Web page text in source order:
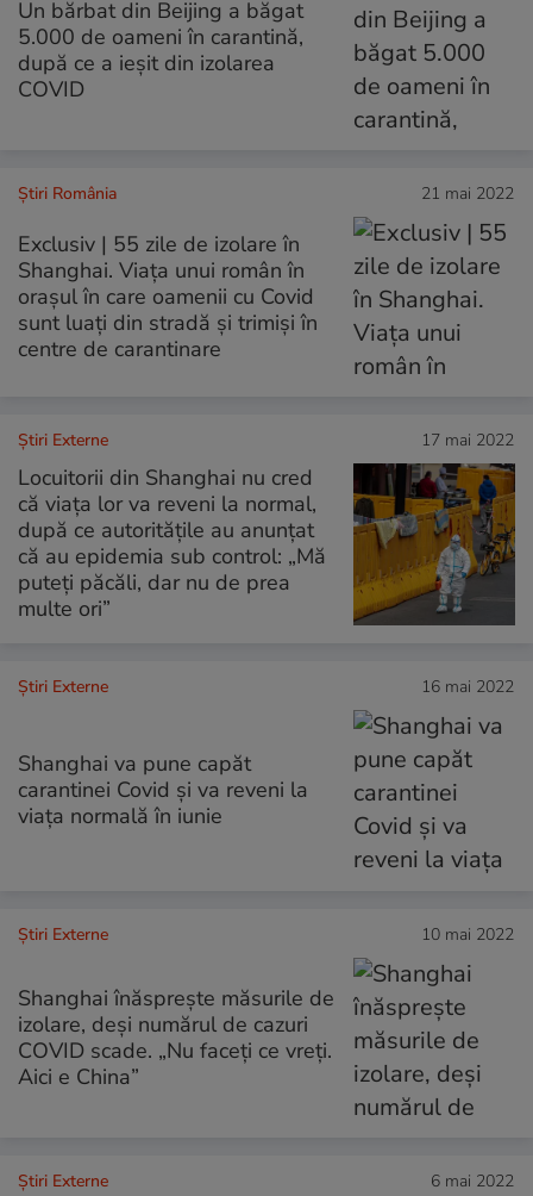
Un bărbat din Beijing a băgat
5.000 de oameni în carantină,
după ce a ieșit din izolarea
COVID
Știri România 21 mai 2022
Exclusiv | 55 zile de izolare în
Shanghai. Viața unui român în
orașul în care oamenii cu Covid
sunt luați din stradă și trimiși în
centre de carantinare
Știri Externe 17 mai 2022
Locuitorii din Shanghai nu cred
că viața lor va reveni la normal,
după ce autoritățile au anunțat
că au epidemia sub control: „Mă
puteți păcăli, dar nu de prea
multe ori”
Știri Externe 16 mai 2022
Shanghai va pune capăt
carantinei Covid și va reveni la
viața normală în iunie
Știri Externe 10 mai 2022
Shanghai înăsprește măsurile de
izolare, deși numărul de cazuri
COVID scade. „Nu faceți ce vreți.
Aici e China”
Știri Externe 6 mai 2022